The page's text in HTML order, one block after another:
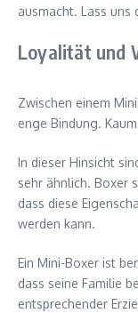
ausmacht. Lass uns
Loyalität und
Zwischen einem
enge Bindung.
In dieser Hinsicht
sehr ähnlich. Boxer
dass diese
werden kann.
Ein Mini-Boxer ist
dass seine Familie
entsprechender